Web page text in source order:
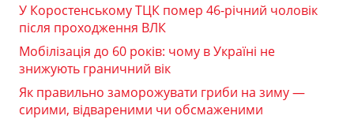
У Коростенському ТЦК помер 46-річний чоловік
після проходження ВЛК
Мобілізація до 60 років: чому в Україні не
знижують граничний вік
Як правильно заморожувати гриби на зиму —
сирими, відвареними чи обсмаженими